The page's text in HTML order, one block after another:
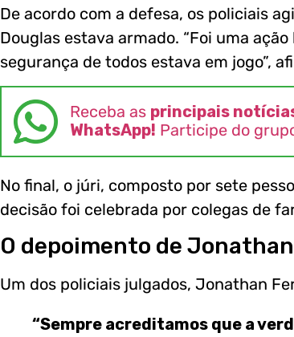
De acordo com a defesa, os policiais
Douglas estava armado. “Foi uma
segurança de todos estava em jogo”,
Receba as principais
WhatsApp! Participe do
No final, o júri, composto por sete
decisão foi celebrada por colegas de
O depoimento de
Um dos policiais julgados, Jonathan
“Sempre acreditamos que a